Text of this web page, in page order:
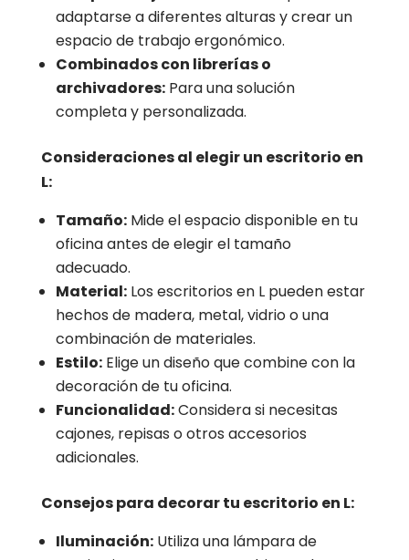
adaptarse a diferentes alturas y crear un
espacio de trabajo ergonómico.
Combinados con librerías o
archivadores:Para una solución
completa y personalizada.
Consideraciones al elegir un escritorio en
L:
Tamaño:Mide el espacio disponible en tu
oficina antes de elegir el tamaño
adecuado.
Material:Los escritorios en L pueden estar
hechos de madera, metal, vidrio o una
combinación de materiales.
Estilo:Elige un diseño que combine con la
decoración de tu oficina.
Funcionalidad:Considera si necesitas
cajones, repisas o otros accesorios
adicionales.
Consejos para decorar tu escritorio en L:
Iluminación:Utiliza una lámpara de